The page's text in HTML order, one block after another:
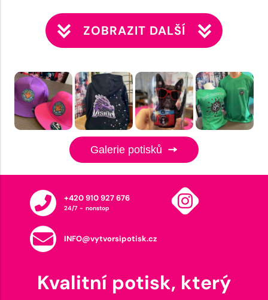
ZOBRAZIT DALŠÍ
Galerie potisků
+420 910 927 676
24/7 - nonstop
INFO@vytvorsipotisk.cz
Kvalitní potisk, který